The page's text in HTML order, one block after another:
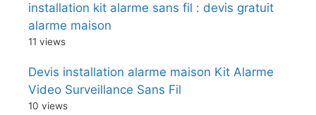
installation kit alarme sans fil : devis gratuit
alarme maison
11 views
Devis installation alarme maison Kit Alarme
Video Surveillance Sans Fil
10 views